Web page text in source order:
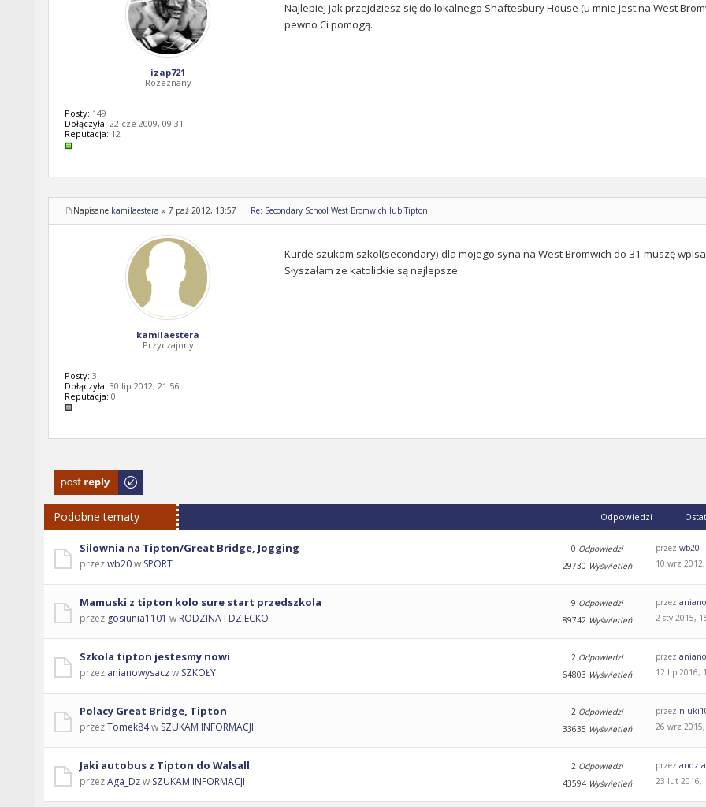
Najlepiej jak przejdziesz się do lokalnego Shaftesbury House (u mnie jest na West
pewno Ci pomogą.
izap721
Rozeznany
Posty: 149
Dołączyła: 22 cze 2009, 09:31
Reputacja: 12
Napisane kamilaestera » 7 paź 2012, 13:57 Re: Secondary School West Bromwich lub Tipton
Kurde szukam szkol(secondary) dla mojego syna na West Bromwich do 31 muszę
Słyszałam ze katolickie są najlepsze
kamilaestera
Przyczajony
Posty: 3
Dołączyła: 30 lip 2012, 21:56
Reputacja: 0
Odpowiedz
Podobne tematy Odpowiedzi
Silownia na Tipton/Great Bridge, Jogging
przezwb20w SPORT
0 Odpowiedzi
29730 Wyświetleń
przezwb20
10 wrz
Mamuski z tipton kolo sure start przedszkola
przez gosiunia1101 w RODZINA I DZIECKO
9 Odpowiedzi
89742 Wyświetleń
przez
2 sty 2015,
Szkola tipton jestesmy nowi
przez anianowysaczw SZKOŁY
2 Odpowiedzi
64803 Wyświetleń
przez
12 lip 2016,
Polacy Great Bridge, Tipton
przezTomek84w SZUKAM INFORMACJI
2 Odpowiedzi
33635 Wyświetleń
przez
26 wrz
Jaki autobus z Tipton do Walsall
przezAga_Dzw SZUKAM INFORMACJI
2 Odpowiedzi
43594 Wyświetleń
przez
23 lut 2016,